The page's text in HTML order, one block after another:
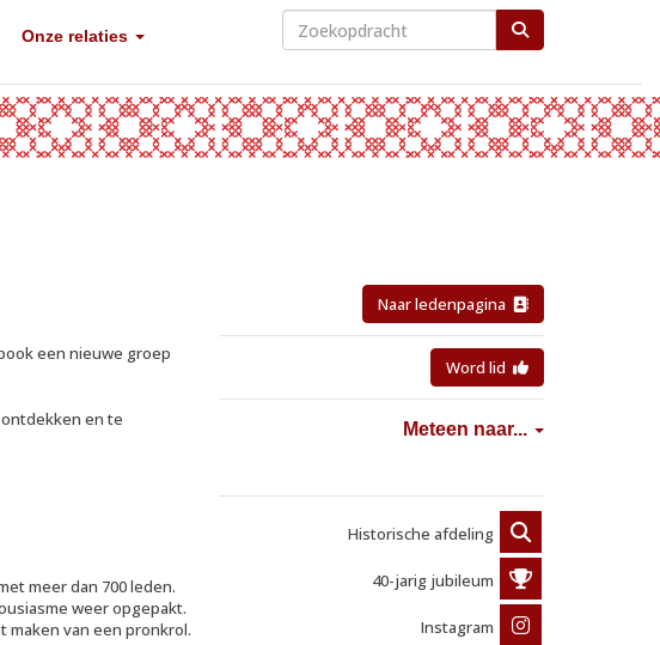
Onze relaties
een nieuwe groep
en te
meer dan 700 leden.
weer opgepakt.
maken van een pronkrol.
Naar ledenpagina
Word lid
Meteen naar...
Historische afdeling
40-jarig jubileum
Instagram